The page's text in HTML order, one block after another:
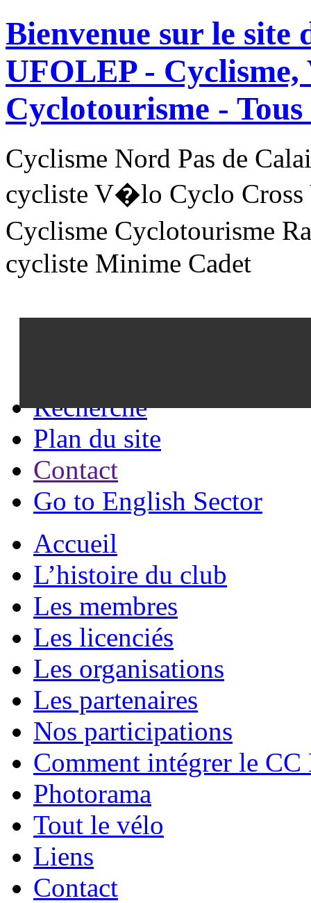
Bienvenue sur le site
UFOLEP -
Cyclotourisme -
Cyclisme Nord Pas de
cycliste V�lo Cyclo Cross
Cyclisme Cyclotourisme
cycliste Minime Cadet
Recherche
Plan du site
Contact
Go to English Sector
Accueil
L’histoire du club
Les membres
Les licenciés
Les organisations
Les partenaires
Nos participations
Comment intégrer le
Photorama
Tout le vélo
Liens
Contact